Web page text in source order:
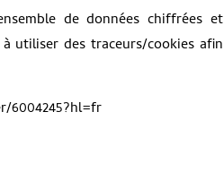
de données chiffrées et
utiliser des traceurs/cookies afin
6004245?hl=fr